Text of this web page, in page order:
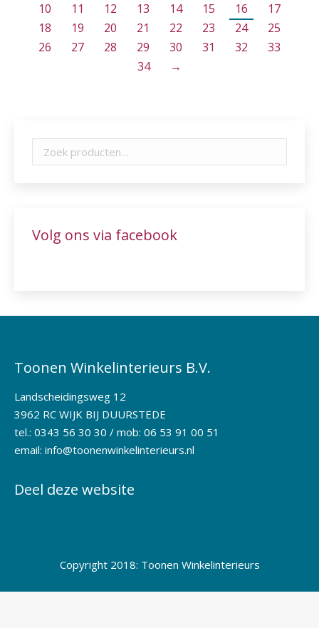
10
11 12 13 14 15 16
17
18
19 20 21 22 23 24
25
26
27 28 29 30 31 32
33
34
→
Volg ons via facebook
Toonen Winkelinterieurs B.V.
Landscheidingsweg 12
3962 RC WIJK BIJ DUURSTEDE
tel.: 0343 56 30 30 / mob: 06 53 91 00 51
email: info@toonenwinkelinterieurs.nl
Deel deze website
Copyright 2018: Toonen Winkelinterieurs